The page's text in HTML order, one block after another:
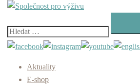
Skip
content
Vyhledávání
Aktuality
E-shop